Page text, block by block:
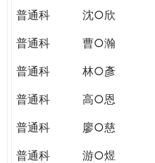
普通科
沈○欣
普通科
曹○瀚
普通科
林○彥
普通科
高○恩
普通科
廖○慈
普通科
游○煜